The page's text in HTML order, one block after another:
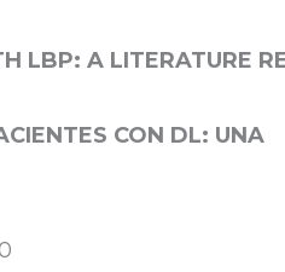
LBP: A LITERATURE
CON DL: UNA